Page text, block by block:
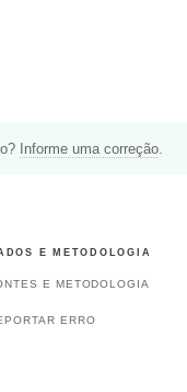
Informe uma correção
E METODOLOGIA
E METODOLOGIA
ERRO